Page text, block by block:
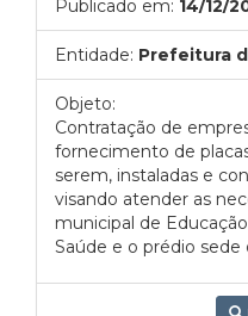
Publicado em: 14/12/
Entidade: Prefeitura
Objeto:
Contratação de
fornecimento de
serem, instaladas e
visando atender as
municipal de
Saúde e o prédio